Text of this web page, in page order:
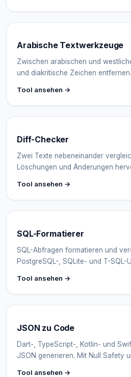
Arabische Textwerkzeuge
Zwischen arabischen und
und diakritische Zeichen entfernen.
Tool ansehen →
Diff-Checker
Zwei Texte nebeneinander
Löschungen und Änderungen
Tool ansehen →
SQL-Formatierer
SQL-Abfragen formatieren und
PostgreSQL-, SQLite- und T-SQL-
Tool ansehen →
JSON zu Code
Dart-, TypeScript-, Kotlin- und
JSON generieren. Mit Null Safety
Tool ansehen →